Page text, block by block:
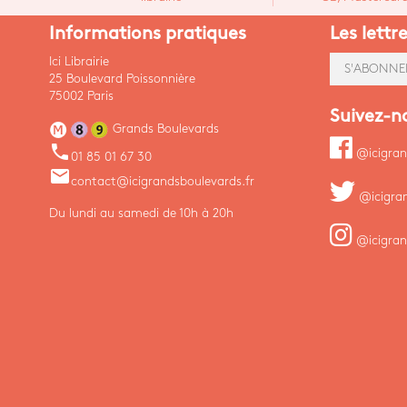
Informations pratiques
Ici Librairie
25 Boulevard Poissonnière
75002 Paris
Grands Boulevards
phone 01 85 01 67 30
emailcontact@icigrandsboulevards.fr
Du lundi au samedi de 10h à 20h
Les
Suivez-